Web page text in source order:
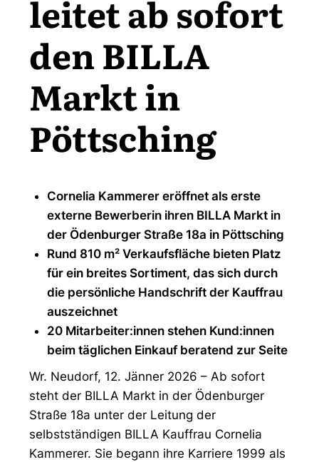
leitet ab sofort
den BILLA
Markt in
Pöttsching
Cornelia Kammerer eröffnet als erste
externe Bewerberin ihren BILLA Markt in
der Ödenburger Straße 18a in Pöttsching
Rund 810 m² Verkaufsfläche bieten Platz
für ein breites Sortiment, das sich durch
die persönliche Handschrift der Kauffrau
auszeichnet
20 Mitarbeiter:innen stehen Kund:innen
beim täglichen Einkauf beratend zur Seite
Wr. Neudorf, 12. Jänner 2026 – Ab sofort
steht der BILLA Markt in der Ödenburger
Straße 18a unter der Leitung der
selbstständigen BILLA Kauffrau Cornelia
Kammerer. Sie begann ihre Karriere 1999 als